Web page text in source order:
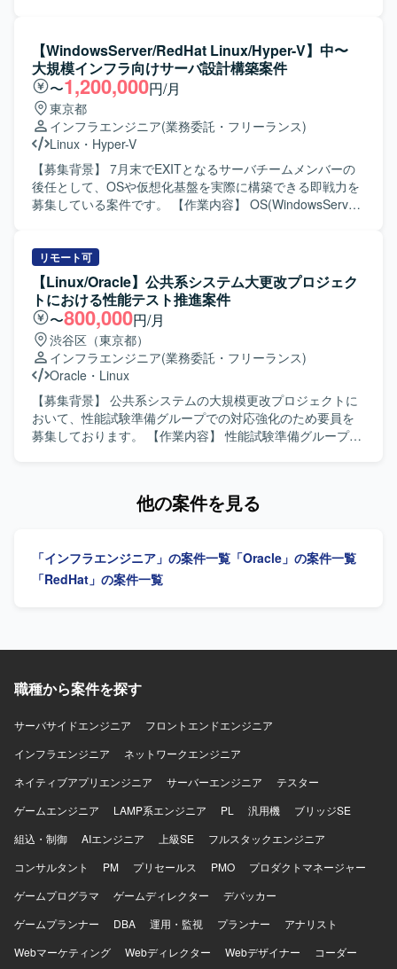
テム基盤の刷新プロジェクトに参画することで、ネットワ
ークからサーバ、仮想化基盤、ストレージ、認証基盤、
DB、保全機構まで幅広いインフラ技術に関わることができ
ます。 長期にわたるプロジェクトの中で、詳細設計からテ
スト、切替まで一連の工程を経験できるため、インフラエ
ンジニアとしてのスキルを体系的かつ実践的に高めること
ができます。 複数領域でのメンバー募集が行われているた
め、得意領域を活かしながら、将来的には周辺領域へスキ
ルを広げていくキャリアパスも描きやすい環境です。 【開
発環境】 ネットワーク：Ciscoスイッチ（C9200L、
AFF/FASシリーズ 認証・時刻・無線：TS-2220-
33（NTP）、NetAttestD3（DNS/DHCP）、
NetAttestEPS（認証局/証明書）、Catalyst CW9800M（無
線LANコントローラ） サーバ・仮想化：VSAN Ready Node
R670、PowerEdge R470、vSphere ESXi、vSphere
vCenter、VCF Operations、NSX Manager、Security
Services Platform、VCF cloud builder DB・ミドルウェア
等：Oracle Standard Edition、HULFT、Pacemaker、
Postfix、squid OS：Windows Server、Redhat系OS
での作業となります。
いたします。 【求める人物像】 お客様との仕様確認を円滑
に進めるため、コミュニケーション能力が高い方を求めて
おります。 保守開発メンバーと連携しながら課題管理を主
体的に行っていただける方を歓迎いたします。 【ポジショ
ンの魅力】 複数のWebシステムの保守業務を通じて、設計
からリリースまで一貫した経験を積むことができます。 問
い合わせ対応や不具合調査を通じて、システム全体の構造
理解や問題解決力を高めることができます。 【開発環境】
JavaによるWebシステム、Oracleデータベース、Linux環境
での保守開発を行います。
【WindowsServer/RedHat Linux/Hyper-V】中〜
大規模インフラ向けサーバ設計構築案件
〜1,200,000円/月
東京都
インフラエンジニア(業務委託・フリーランス)
Linux ・ Hyper-V
【募集背景】 7月末でEXITとなるサーバチームメンバーの
後任として、OSや仮想化基盤を実際に構築できる即戦力を
募集している案件です。 【作業内容】 OS(WindowsServer
ジェクトにおけるサーバ構築作業を担当します。 チームメ
ンバーや関係者とのコミュニケーションおよび調整を行い
ます。 AD、Zabbix、バックアップ&レプリケーション、ネ
ットワーク、運用スクリプト対応などに関する業務を行う
場合があります。 【求める人物像】 中〜大規模なインフラ
構築プロジェクトに主体的に取り組み、チームメンバーや
関係者と円滑にコミュニケーションが取れる方を求めてい
ます。 【ポジションの魅力】 中〜大規模インフラ構築プロ
ジェクトに参画し、OSや仮想化基盤の設計・構築に深く携
わることで、インフラエンジニアとしてのスキルを高めて
いただけます。 【開発環境】 WindowsServer、RedHat
リモート可
【Linux/Oracle】公共系システム大更改プロジェク
トにおける性能テスト推進案件
〜800,000円/月
渋谷区（東京都）
インフラエンジニア(業務委託・フリーランス)
Oracle ・ Linux
【募集背景】 公共系システムの大規模更改プロジェクトに
おいて、性能試験準備グループでの対応強化のため要員を
募集しております。 【作業内容】 性能試験準備グループに
でいただきながら業務に従事していただきます。 【求める
進していただける方を求めております。 【ポジションの魅
力】 大規模な公共系システム更改プロジェクトにおいて、
ンフラ構成のシステムにおける性能テスト環境となりま
他の案件を見る
「インフラエンジニア」の案件一覧 「Oracle」の案件一覧
「RedHat」の案件一覧
職種から案件を探す
サーバサイドエンジニア
フロントエンドエンジニア
インフラエンジニア
ネットワークエンジニア
ネイティブアプリエンジニア
サーバーエンジニア
テスター
ゲームエンジニア
LAMP系エンジニア PL 汎用機
ブリッジSE
組込・制御
AIエンジニア 上級SE
フルスタックエンジニア
コンサルタント
PM プリセールス PMO
プロダクトマネージャー
ゲームプログラマ
ゲームディレクター
デバッカー
ゲームプランナー
DBA 運用・監視 プランナー
アナリスト
Webマーケティング
Webディレクター Webデザイナー
コーダー